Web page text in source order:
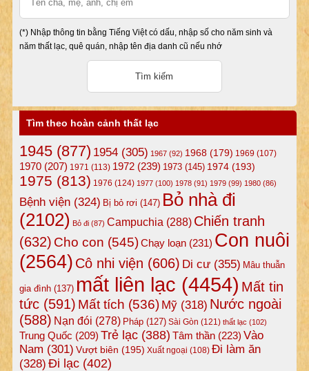
(*) Nhập thông tin bằng Tiếng Việt có dấu, nhập số cho năm sinh và
năm thất lạc, quê quán, nhập tên địa danh cũ nếu nhớ
Tìm theo hoàn cảnh thất lạc
1945(877) 1954(305) 1967(92) 1968(179) 1969 (107)
1970(207) 1971 (113) 1972(239) 1973(145) 1974(193)
1975 (813) 1976 (124) 1977(100) 1978(91) 1979(99) 1980(86)
Bệnh viện(324) Bị bỏ rơi (147) Bỏ nhà đi
(2102) Bỏ đi(87) Campuchia (288) Chiến tranh
(632) Cho con (545)Chạy loạn(231) Con nuôi
(2564) Cô nhi viện (606) Di cư(355) Mâu thuẫn
gia đình(137) mất liên lạc (4454) Mất tin
tức(591) Mất tích (536) Mỹ(318) Nước ngoài
(588) Nạn đói (278) Pháp(127) Sài Gòn (121) thất lạc (102)
Trung Quốc (209) Trẻ lạc(388) Tâm thần(223) Vào
Nam (301) Vượt biên (195) Xuất ngoại (108) Đi làm ăn
(328) Đi lạc(402)